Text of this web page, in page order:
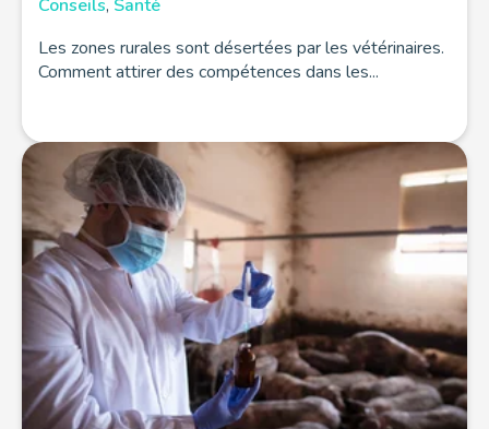
Conseils, Santé
Les zones rurales sont désertées par les vétérinaires.
Comment attirer des compétences dans les...